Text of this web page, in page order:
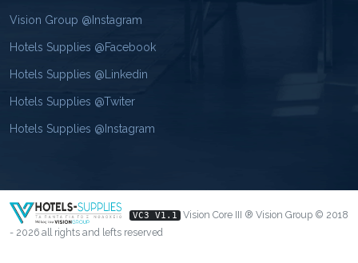
Vision Group @Instagram
Hotels Supplies @Facebook
Hotels Supplies @Linkedin
Hotels Supplies @Twiter
Hotels Supplies @Instagram
VC3 V1.1
Vision Core III ® Vision Group © 2018
- 2026 all rights and lefts reserved